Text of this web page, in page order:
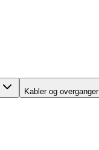
Kabler og overganger